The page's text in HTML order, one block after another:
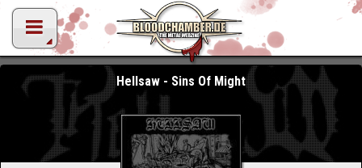
Hellsaw - Sins Of Might